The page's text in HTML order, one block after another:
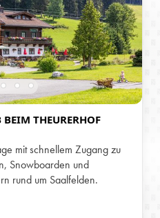
THEURERHOF
mit schnellem Zugang zu
Snowboarden und
rund um Saalfelden.